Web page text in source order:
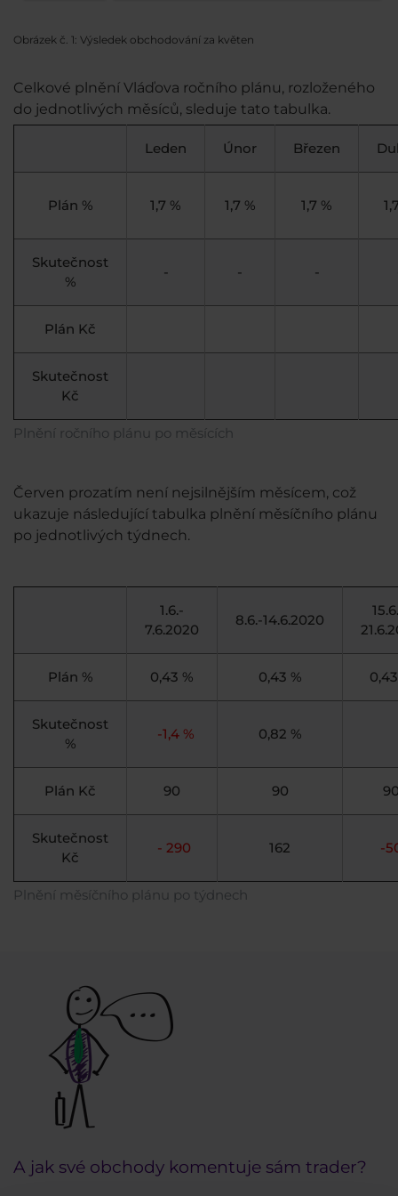
Obrázek č. 1: Výsledek obchodování za květen
Celkové plnění Vláďova ročního plánu, rozloženého
do jednotlivých měsíců, sleduje tato tabulka.
Plnění ročního plánu po měsících
Leden Únor Březen
Plán % 1,7 % 1,7 % 1,7 %
Skutečnost
%
- - -
Plán Kč
Skutečnost
Kč
Červen prozatím není nejsilnějším měsícem, což
ukazuje následující tabulka plnění měsíčního plánu
po jednotlivých týdnech.
Plnění měsíčního plánu po týdnech
1.6.-
7.6.2020
8.6.-14.6.2020
Plán % 0,43 % 0,43 %
Skutečnost
%
-1,4 % 0,82 %
Plán Kč 90 90
Skutečnost
Kč
- 290 162 -
A jak své obchody komentuje sám trader?